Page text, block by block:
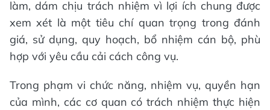
làm, dám chịu trách nhiệm vì lợi ích chung được
xem xét là một tiêu chí quan trọng trong đánh
giá, sử dụng, quy hoạch, bổ nhiệm cán bộ, phù
hợp với yêu cầu cải cách công vụ.
Trong phạm vi chức năng, nhiệm vụ, quyền hạn
của mình, các cơ quan có trách nhiệm thực hiện